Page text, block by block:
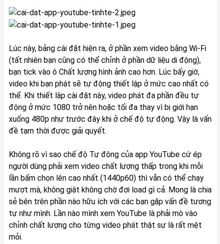
Lúc này, bảng cài đặt hiện ra, ở phần xem video bằng Wi-Fi
(tất nhiên bạn cũng có thể chỉnh ở phần dữ liệu di động),
bạn tick vào ô Chất lượng hình ảnh cao hơn. Lúc bấy giờ,
video khi bạn phát sẽ tự động thiết lập ở mức cao nhất có
thể. Khi thiết lập cài đặt này, video phát đa phần đều tự
động ở mức 1080 trở nên hoặc tối đa thay vì bị giới hạn
xuống 480p như trước đây khi ở chế độ tự động. Vậy là vấn
đề tạm thời được giải quyết.
Không rõ vì sao chế độ Tự động của app YouTube cứ ép
người dùng phải xem video chất lượng thấp trong khi mỗi
lần bấm chọn lên cao nhất (1440p60) thì vẫn có thể chạy
mượt mà, không giật không chờ đợi load gì cả. Mong là chia
sẻ bên trên phần nào hữu ích với các bạn gặp vấn đề tương
tự như mình. Lần nào mình xem YouTube là phải mò vào
chỉnh chất lượng cho từng video phát thật sự là rất mệt
mỏi.